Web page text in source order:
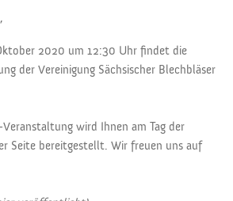
2020 um 12:30 Uhr findet die
der Vereinigung Sächsischer Blechbläser
wird Ihnen am Tag der
Seite bereitgestellt. Wir freuen uns auf